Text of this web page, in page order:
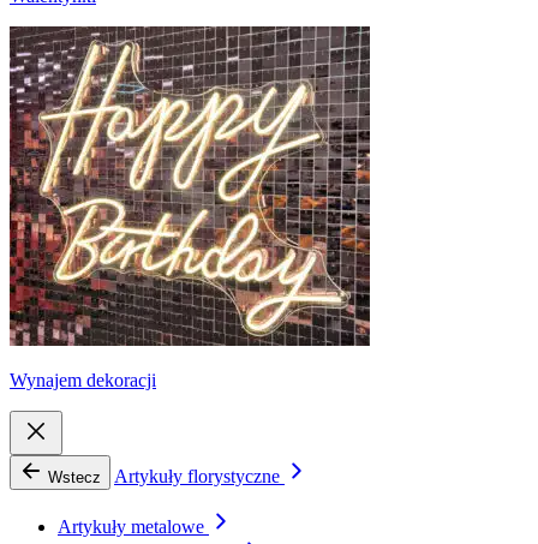
Wynajem dekoracji
Wstecz Artykuły florystyczne
Artykuły metalowe